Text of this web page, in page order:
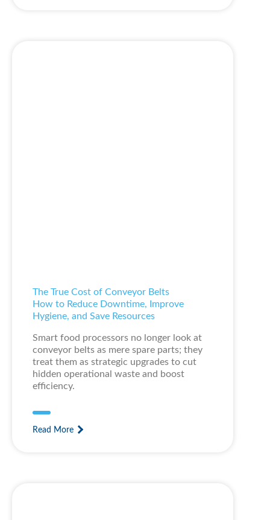
The True Cost of Conveyor Belts
How to Reduce Downtime, Improve
Hygiene, and Save Resources
Smart food processors no longer look at
conveyor belts as mere spare parts; they
treat them as strategic upgrades to cut
hidden operational waste and boost
efficiency.
Read More